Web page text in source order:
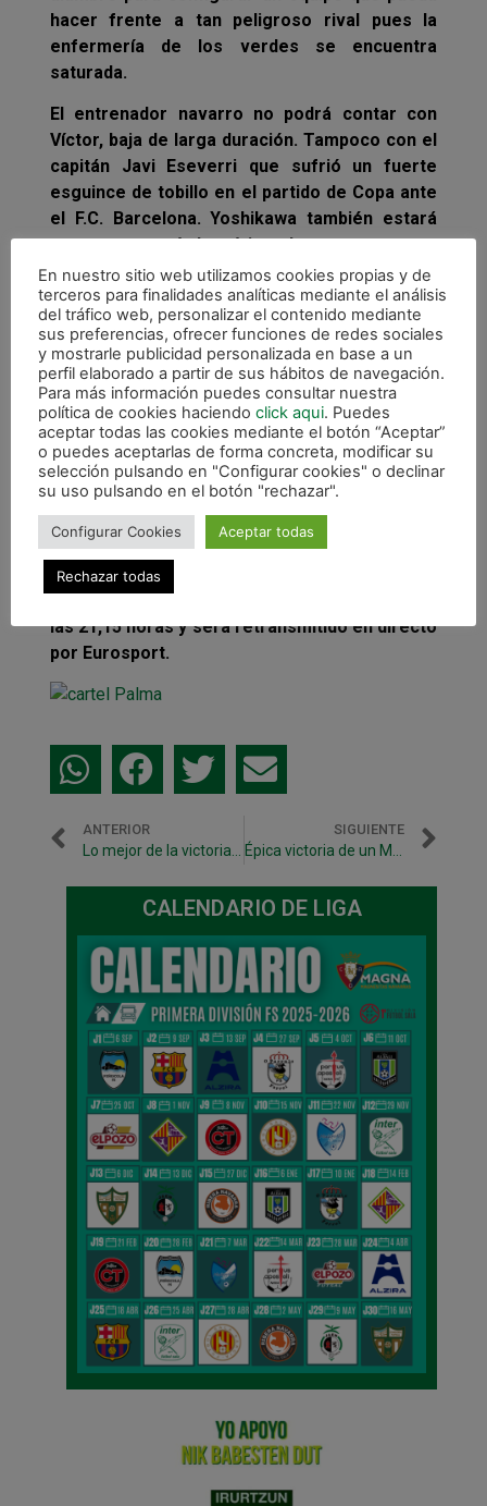
hacer frente a tan peligroso rival pues la
enfermería de los verdes se encuentra
saturada.
El entrenador navarro no podrá contar con
Víctor, baja de larga duración. Tampoco con el
capitán Javi Eseverri que sufrió un fuerte
esguince de tobillo en el partido de Copa ante
el F.C. Barcelona. Yoshikawa también estará
ausente un período mínimo de un mes aunque
el resultado de la resonancia que se le
practicó el lunes, alivió un poco los
pronósticos iniciales que intuían una lesión
más grave en su rodilla izquierda. Finalmente
tiene un arrancamiento del vasto interno del
cuádriceps, lesión producida en la Copa de
España en el partido de semifinales ante
ElPozo Murcia. También es duda Eric Martel
que terminó la Copa muy tocado y con un
esguince también en el tobillo. El resto de la
plantilla se encuentra entre algodones y
efectuando sesiones de recuperación.
El partido ante Palma Futsal dará comienzo a
las 21,15 horas y será retransmitido en directo
por Eurosport.
ANTERIOR SIGUIENTE
CALENDARIO DE LIGA
En nuestro sitio web utilizamos cookies propias y de
terceros para finalidades analíticas mediante el análisis
del tráfico web, personalizar el contenido mediante
sus preferencias, ofrecer funciones de redes sociales
y mostrarle publicidad personalizada en base a un
perfil elaborado a partir de sus hábitos de navegación.
Para más información puedes consultar nuestra
política de cookies haciendo click aqui. Puedes
aceptar todas las cookies mediante el botón “Aceptar”
o puedes aceptarlas de forma concreta, modificar su
selección pulsando en "Configurar cookies" o declinar
su uso pulsando en el botón "rechazar".
Configurar Cookies Aceptar todas
Rechazar todas